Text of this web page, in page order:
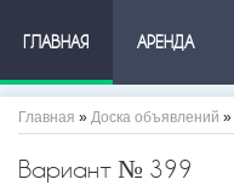
ГЛАВНАЯ АРЕНДА
Главная » Доска объявлений »
Вариант № 399